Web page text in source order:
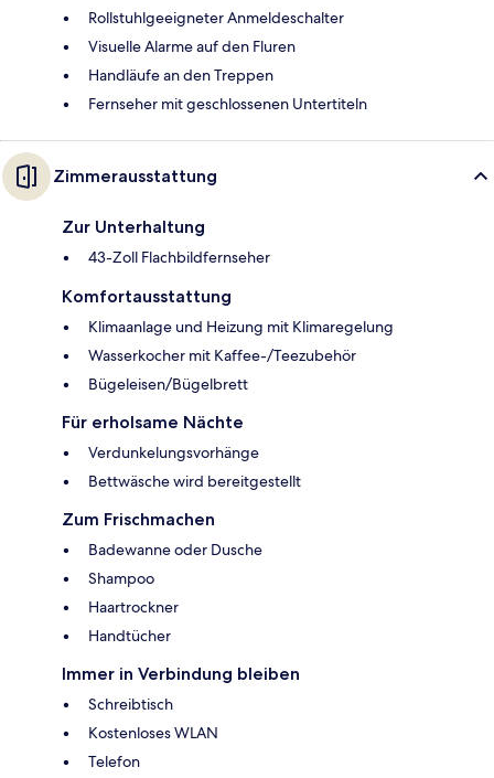
Rollstuhlgeeigneter Anmeldeschalter
Visuelle Alarme auf den Fluren
Handläufe an den Treppen
Fernseher mit geschlossenen Untertiteln
Zimmerausstattung
Zur Unterhaltung
43-Zoll Flachbildfernseher
Komfortausstattung
Klimaanlage und Heizung mit Klimaregelung
Wasserkocher mit Kaffee-/Teezubehör
Bügeleisen/Bügelbrett
Für erholsame Nächte
Verdunkelungsvorhänge
Bettwäsche wird bereitgestellt
Zum Frischmachen
Badewanne oder Dusche
Shampoo
Haartrockner
Handtücher
Immer in Verbindung bleiben
Schreibtisch
Kostenloses WLAN
Telefon